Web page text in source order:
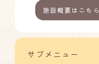
施設概要はこちら
サブメニュー